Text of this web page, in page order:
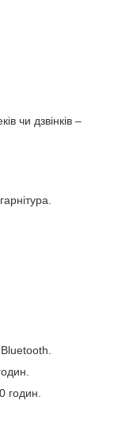
чи дзвінків –
годин.